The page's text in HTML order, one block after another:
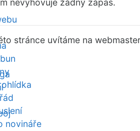
novináře
nevyhovuje žádný zápas.
stránce uvítáme na webmaster